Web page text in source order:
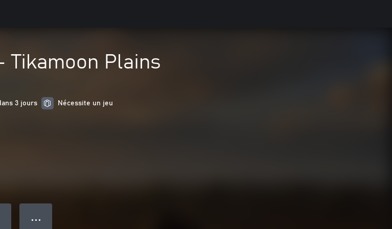
Tikamoon Plains
3 jours Nécessite un jeu
● ● ●